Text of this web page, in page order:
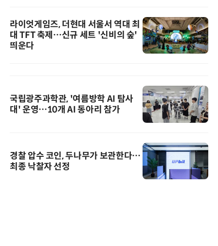
라이엇게임즈, 더현대 서울서 역대 최
대 TFT 축제…신규 세트 '신비의 숲'
띄운다
국립광주과학관, '여름방학 AI 탐사
대' 운영…10개 AI 동아리 참가
경찰 압수 코인, 두나무가 보관한다…
최종 낙찰자 선정